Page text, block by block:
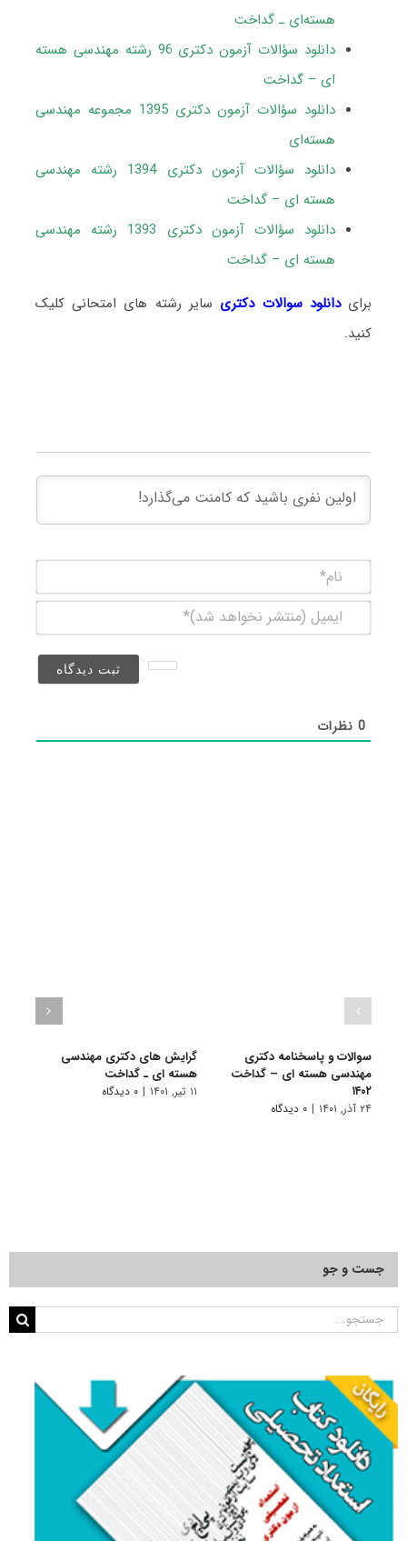
هسته‌ای ـ گداخت
دانلود سؤالات آزمون دکتری 96 رشته مهندسی هسته
ای – گداخت
دانلود سؤالات آزمون دکتری 1395 مجموعه مهندسی
هسته‌ای
دانلود سؤالات آزمون دکتری 1394 رشته مهندسی
هسته ای – گداخت
دانلود سؤالات آزمون دکتری 1393 رشته مهندسی
هسته ای – گداخت
برایدانلود سوالات دکتری سایر رشته های امتحانی کلیک
کنید.
(منتشر
0نظرات
سوالات و پاسخنامه دکتری
مهندسی هسته ای – گداخت
۱۴۰۲
۲۴ آذر, ۱۴۰۱ | ۰ دیدگاه
گرایش های دکتری مهندسی
هسته ای ـ ﮔﺪاﺧﺖ
۱۱ تیر, ۱۴۰۱ | ۰ دیدگاه
جست و جو
جستجو